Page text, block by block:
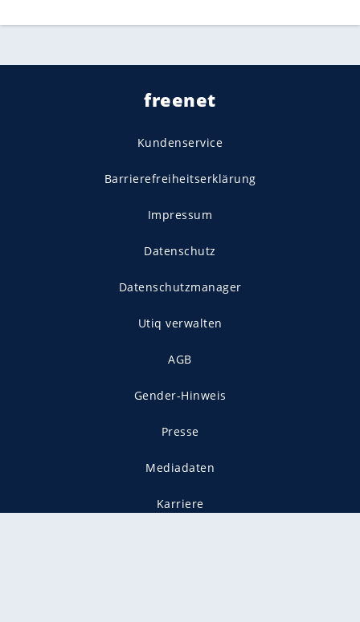
freenet
Kundenservice
Barrierefreiheitserklärung
Impressum
Datenschutz
Datenschutzmanager
Utiq verwalten
AGB
Gender-Hinweis
Presse
Mediadaten
Karriere